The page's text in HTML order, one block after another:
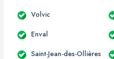
Volvic
Enval
Saint-Jean-des-Ollières